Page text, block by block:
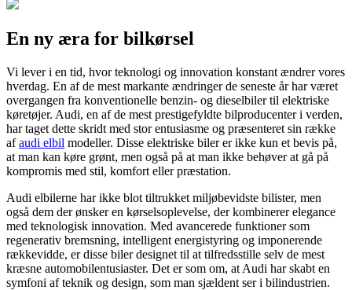
En ny æra for bilkørsel
Vi lever i en tid, hvor teknologi og innovation konstant ændrer vores
hverdag. En af de mest markante ændringer de seneste år har været
overgangen fra konventionelle benzin- og dieselbiler til elektriske
køretøjer. Audi, en af de mest prestigefyldte bilproducenter i verden,
har taget dette skridt med stor entusiasme og præsenteret sin række
afaudi elbil modeller. Disse elektriske biler er ikke kun et bevis på,
at man kan køre grønt, men også på at man ikke behøver at gå på
kompromis med stil, komfort eller præstation.
Audi elbilerne har ikke blot tiltrukket miljøbevidste bilister, men
også dem der ønsker en kørselsoplevelse, der kombinerer elegance
med teknologisk innovation. Med avancerede funktioner som
regenerativ bremsning, intelligent energistyring og imponerende
rækkevidde, er disse biler designet til at tilfredsstille selv de mest
kræsne automobilentusiaster. Det er som om, at Audi har skabt en
symfoni af teknik og design, som man sjældent ser i bilindustrien.